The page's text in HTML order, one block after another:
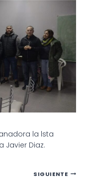
la lsta
Javier Diaz.
SIGUIENTE